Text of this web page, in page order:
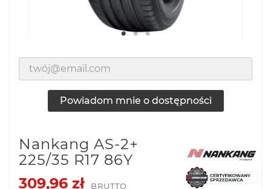
Powiadom mnie o dostępności
Nankang AS-2+
225/35 R17 86Y
309,96 zł
BRUTTO